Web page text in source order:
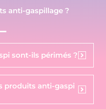
anti-gaspillage ?
sont-ils périmés ?
produits anti-gaspi